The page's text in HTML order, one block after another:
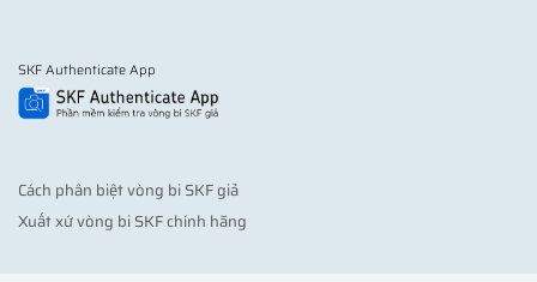
SKF Authenticate App
Cách phân biệt vòng bi SKF giả
Xuất xứ vòng bi SKF chính hãng